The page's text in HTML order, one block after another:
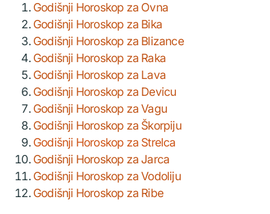
Godišnji Horoskop za Ovna
Godišnji Horoskop za Bika
Godišnji Horoskop za Blizance
Godišnji Horoskop za Raka
Godišnji Horoskop za Lava
Godišnji Horoskop za Devicu
Godišnji Horoskop za Vagu
Godišnji Horoskop za Škorpiju
Godišnji Horoskop za Strelca
Godišnji Horoskop za Jarca
Godišnji Horoskop za Vodoliju
Godišnji Horoskop za Ribe